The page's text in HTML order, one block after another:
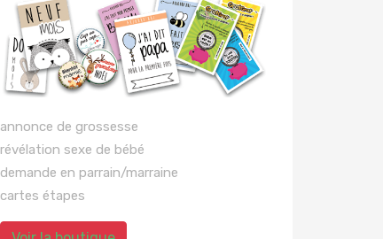
annonce de grossesse
révélation sexe de bébé
demande en parrain/marraine
cartes étapes